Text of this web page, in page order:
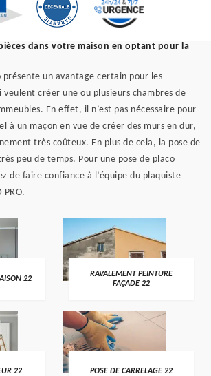
dans votre maison en optant pour la
présente un avantage certain pour les
créer une ou plusieurs chambres de
En effet, il n’est pas nécessaire pour
à un maçon en vue de créer des murs en dur,
très coûteux. En plus de cela, la pose de
peu de temps. Pour une pose de placo
de faire confiance à l’équipe du plaquiste
PRO.
22
RAVALEMENT PEINTURE
FAÇADE 22
22 POSE DE CARRELAGE 22